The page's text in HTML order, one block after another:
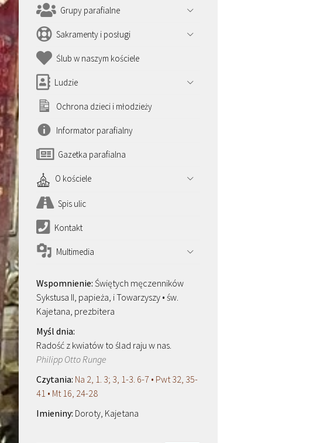
Grupy parafialne
Sakramenty i posługi
Ślub w naszym kościele
Ludzie
Ochrona dzieci i młodzieży
Informator parafialny
Gazetka parafialna
O kościele
Spis ulic
Kontakt
Multimedia
Świętych męczenników
Sykstusa II, papieża, i Towarzyszy • św.
Kajetana, prezbitera
Radość z kwiatów to ślad raju w nas.
Philipp Otto Runge
Na 2, 1. 3; 3, 1-3. 6-7 • Pwt 32, 35-
41 • Mt 16, 24-28
Doroty, Kajetana